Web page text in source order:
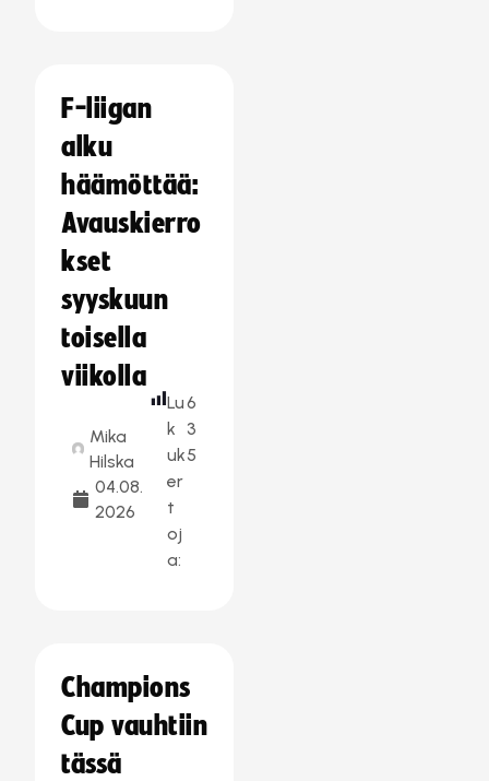
F-liigan
alku
häämöttää:
Avauskierro
kset
syyskuun
toisella
viikolla
Mika
Hilska
04.08.
2026
Lu
k
uk
er
t
oj
a:
6
3
5
Champions
Cup vauhtiin
tässä